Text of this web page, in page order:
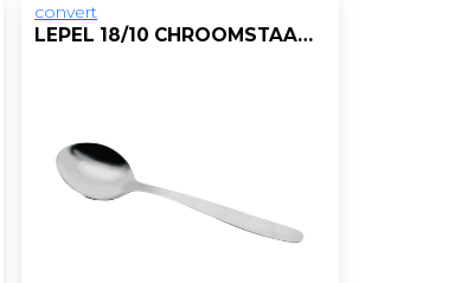
convert
LEPEL 18/10 CHROOMSTAAL 193MM/DOOS 12